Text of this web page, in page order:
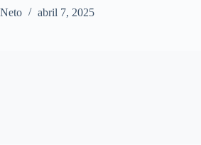
abril 7, 2025